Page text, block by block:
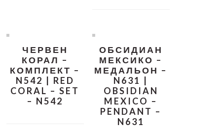
ЧЕРВЕН
КОРАЛ –
КОМПЛЕКТ –
N542 | RED
CORAL – SET
– N542
ОБСИДИАН
МЕКСИКО –
МЕДАЛЬОН –
N631 |
OBSIDIAN
MEXICO –
PENDANT –
N631